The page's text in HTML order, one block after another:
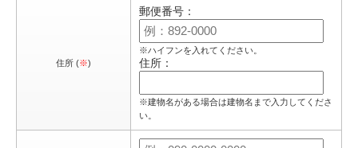
住所 (※)
郵便番号：
※ハイフンを入れてください。
住所：
※建物名がある場合は建物名まで入力してくださ
い。